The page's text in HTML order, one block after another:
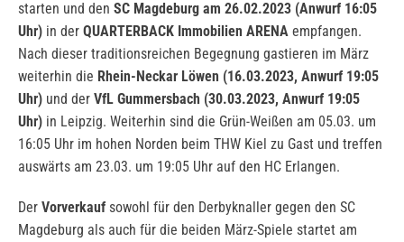
starten und den SC Magdeburg am 26.02.2023 (Anwurf 16:05
Uhr) in der QUARTERBACK Immobilien ARENA empfangen.
Nach dieser traditionsreichen Begegnung gastieren im März
weiterhin die Rhein-Neckar Löwen (16.03.2023, Anwurf 19:05
Uhr) und der VfL Gummersbach (30.03.2023, Anwurf 19:05
Uhr) in Leipzig. Weiterhin sind die Grün-Weißen am 05.03. um
16:05 Uhr im hohen Norden beim THW Kiel zu Gast und treffen
auswärts am 23.03. um 19:05 Uhr auf den HC Erlangen.
Der Vorverkauf sowohl für den Derbyknaller gegen den SC
Magdeburg als auch für die beiden März-Spiele startet am